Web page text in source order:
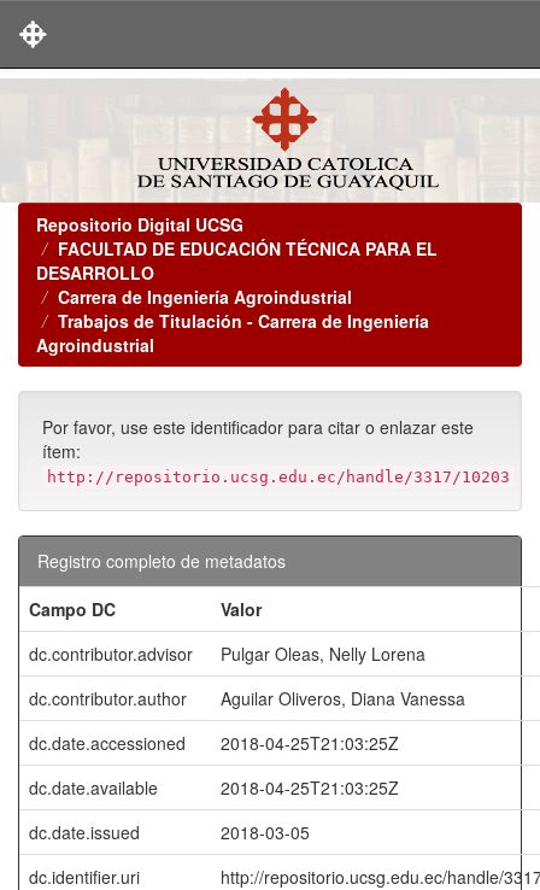
Repositorio Digital UCSG
FACULTAD DE EDUCACIÓN TÉCNICA PARA EL
DESARROLLO
Carrera de Ingeniería Agroindustrial
Trabajos de Titulación - Carrera de Ingeniería
Agroindustrial
Por favor, use este identificador para citar o enlazar este
ítem:
http://repositorio.ucsg.edu.ec/handle/3317/10203
Registro completo de metadatos
Campo DC
Valor
dc.contributor.advisor
Pulgar Oleas, Nelly Lorena
dc.contributor.author
Aguilar Oliveros, Diana Vanessa
dc.date.accessioned
2018-04-25T21:03:25Z
dc.date.available
2018-04-25T21:03:25Z
dc.date.issued
2018-03-05
dc.identifier.uri
http://repositorio.ucsg.edu.ec/handle/